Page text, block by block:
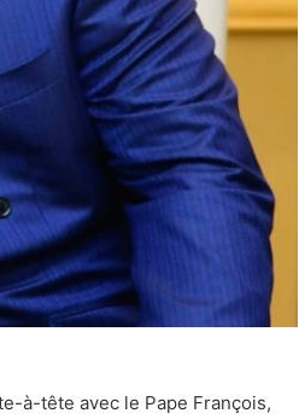
à-tête avec le Pape François,